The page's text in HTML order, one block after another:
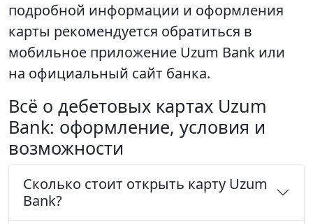
подробной информации и оформления
карты рекомендуется обратиться в
мобильное приложение Uzum Bank или
на официальный сайт банка.
Всё о дебетовых картах Uzum
Bank: оформление, условия и
возможности
Сколько стоит открыть карту Uzum
Bank?